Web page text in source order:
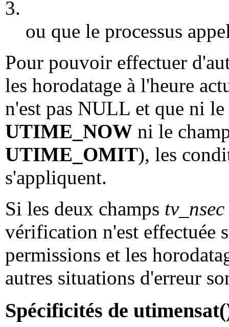
3.
ou que le processus
Pour pouvoir effectuer
les horodatage à l'heure
n'est pas NULL et que ni
UTIME_NOW ni le
UTIME_OMIT), les
s'appliquent.
Si les deux champs tv_nsec
vérification n'est effectuée
permissions et les
autres situations d'erreur
Spécificités de